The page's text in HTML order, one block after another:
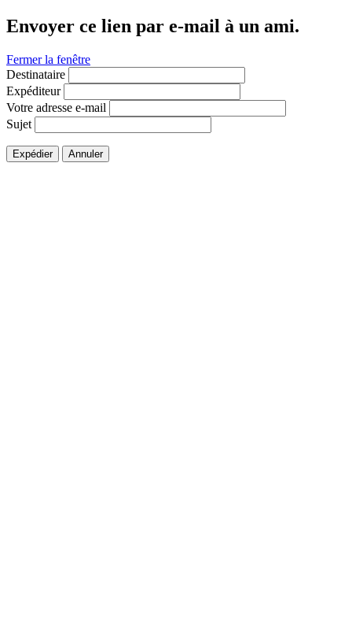
Envoyer ce lien par e-mail à un ami.
Fermer la fenêtre
Destinataire
Expéditeur
Votre adresse e-mail
Sujet
Expédier Annuler